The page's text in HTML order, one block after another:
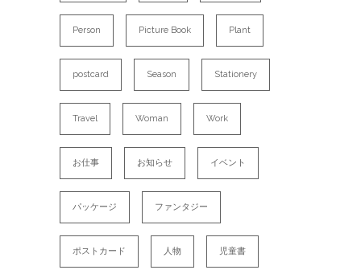
Person Picture Book Plant
postcard Season Stationery
Travel Woman Work
お仕事 お知らせ イベント
パッケージ ファンタジー
ポストカード 人物 児童書